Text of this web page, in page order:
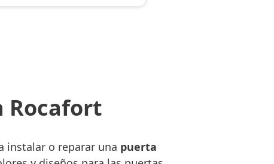
Rocafort
instalar o reparar una puerta